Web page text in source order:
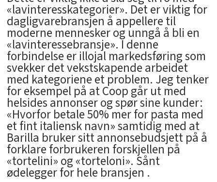
«lavinteresskategorier». Det er viktig for
dagligvarebransjen å appellere til
moderne mennesker og unngå å bli en
«lavinteressebransje». I denne
forbindelse er illojal markedsføring som
svekker det vekstskapende arbeidet
med kategoriene et problem. Jeg tenker
for eksempel på at Coop går ut med
helsides annonser og spør sine kunder:
«Hvorfor betale 50% mer for pasta med
et fint italiensk navn» samtidig med at
Barilla bruker sitt annonsebudsjett på å
forklare forbrukeren forskjellen på
«tortelini» og «torteloni». Sånt
ødelegger for hele bransjen .